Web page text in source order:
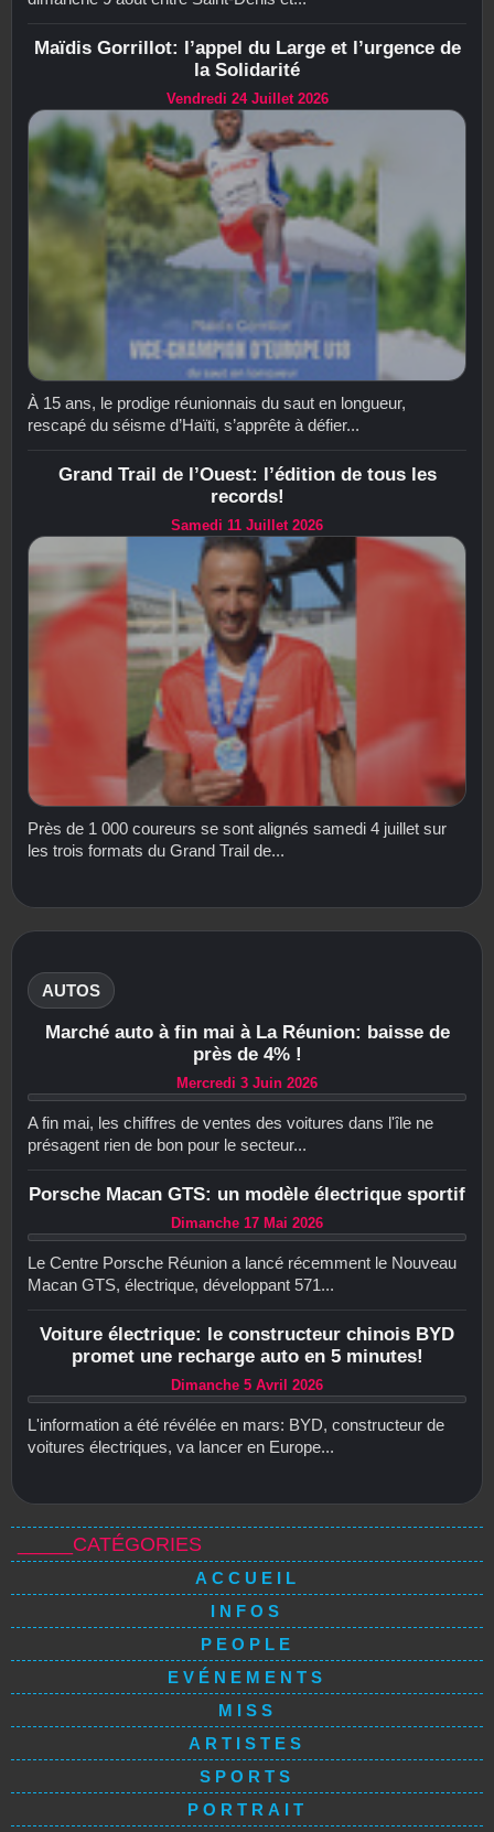
Maïdis Gorrillot: l’appel du Large et l’urgence de
la Solidarité
Vendredi 24 Juillet 2026
À 15 ans, le prodige réunionnais du saut en longueur,
rescapé du séisme d’Haïti, s’apprête à défier...
Grand Trail de l’Ouest: l’édition de tous les
records!
Samedi 11 Juillet 2026
Près de 1 000 coureurs se sont alignés samedi 4 juillet sur
les trois formats du Grand Trail de...
AUTOS
Marché auto à fin mai à La Réunion: baisse de
près de 4% !
Mercredi 3 Juin 2026
A fin mai, les chiffres de ventes des voitures dans l'île ne
présagent rien de bon pour le secteur...
Porsche Macan GTS: un modèle électrique sportif
Dimanche 17 Mai 2026
Le Centre Porsche Réunion a lancé récemment le Nouveau
Macan GTS, électrique, développant 571...
Voiture électrique: le constructeur chinois BYD
promet une recharge auto en 5 minutes!
Dimanche 5 Avril 2026
L'information a été révélée en mars: BYD, constructeur de
voitures électriques, va lancer en Europe...
_____CATÉGORIES
ACCUEIL
INFOS
PEOPLE
EVÉNEMENTS
MISS
ARTISTES
SPORTS
PORTRAIT